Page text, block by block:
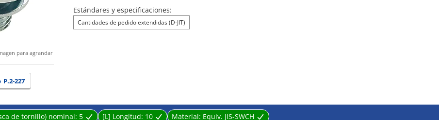
para agrandar
P.2-227
Estándares y especificaciones:
Cantidades de pedido extendidas (D-JIT)
de tornillo) nominal: 5 [L] Longitud: 10 Material: Equiv. JIS-SWCH